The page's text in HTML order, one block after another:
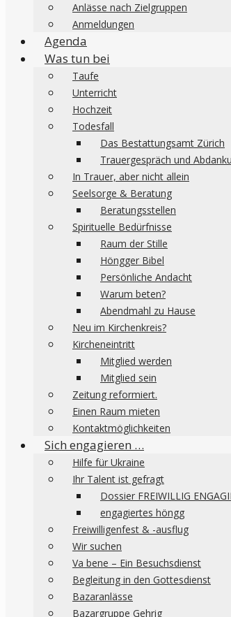
Anlässe nach Zielgruppen
Anmeldungen
Agenda
Was tun bei
Taufe
Unterricht
Hochzeit
Todesfall
Das Bestattungsamt Zürich
Trauergespräch und
In Trauer, aber nicht allein
Seelsorge & Beratung
Beratungsstellen
Spirituelle Bedürfnisse
Raum der Stille
Höngger Bibel
Persönliche Andacht
Warum beten?
Abendmahl zu Hause
Neu im Kirchenkreis?
Kircheneintritt
Mitglied werden
Mitglied sein
Zeitung reformiert.
Einen Raum mieten
Kontaktmöglichkeiten
Sich engagieren …
Hilfe für Ukraine
Ihr Talent ist gefragt
Dossier FREIWILLIG
engagiertes höngg
Freiwilligenfest & -ausflug
Wir suchen
Va bene – Ein Besuchsdienst
Begleitung in den Gottesdienst
Bazaranlässe
Bazargruppe Gehrig